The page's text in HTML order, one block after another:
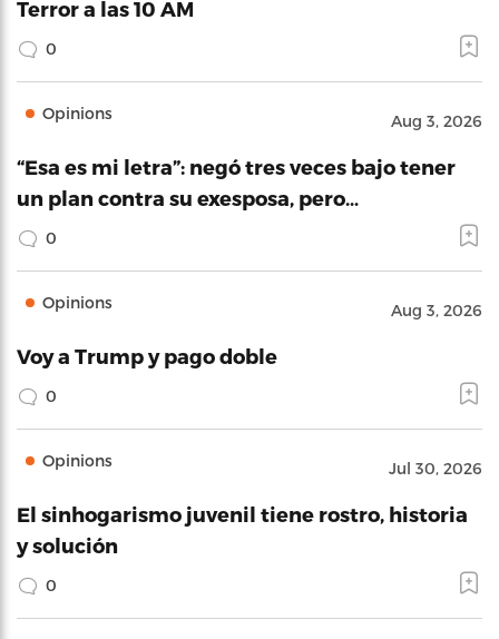
Terror a las 10 AM
0
Opinions Aug 3, 2026
“Esa es mi letra”: negó tres veces bajo tener
un plan contra su exesposa, pero…
0
Opinions Aug 3, 2026
Voy a Trump y pago doble
0
Opinions Jul 30, 2026
El sinhogarismo juvenil tiene rostro, historia
y solución
0